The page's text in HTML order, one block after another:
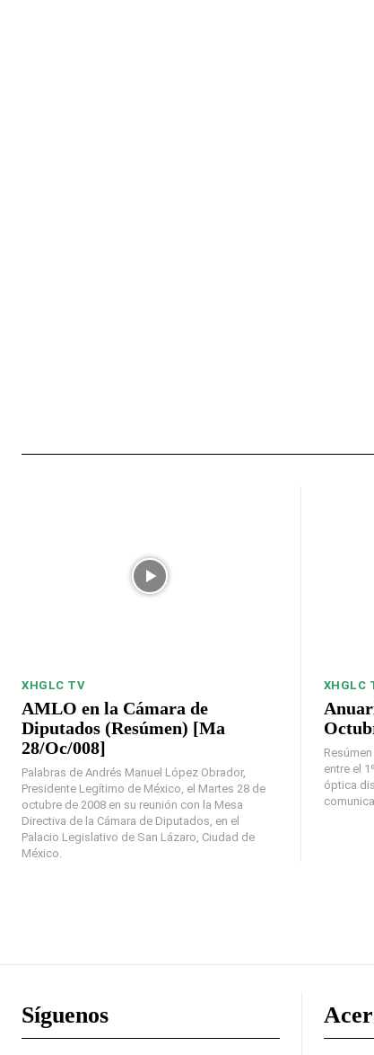
XHGLC TV
AMLO en la Cámara de
Diputados (Resúmen) [Ma
28/Oc/008]
Palabras de Andrés Manuel López Obrador,
Presidente Legítimo de México, el Martes 28 de
octubre de 2008 en su reunión con la Mesa
Directiva de la Cámara de Diputados, en el
Palacio Legislativo de San Lázaro, Ciudad de
México.
XHGLC
entre el
óptica
Síguenos